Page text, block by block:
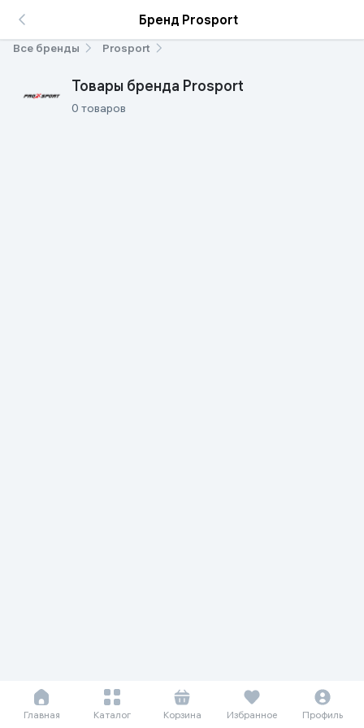
Бренд Prosport
Все бренды Prosport
Товары бренда Prosport
0 товаров
Главная Каталог Корзина Избранное Профиль